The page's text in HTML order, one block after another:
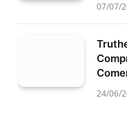
07/07/
24/06/